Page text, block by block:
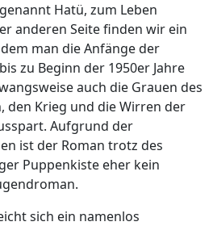
Hatü, zum Leben
anderen Seite finden wir ein
man die Anfänge der
zu Beginn der 1950er Jahre
auch die Grauen des
den Krieg und die Wirren der
Aufgrund der
ist der Roman trotz des
Puppenkiste eher kein
sich ein namenlos